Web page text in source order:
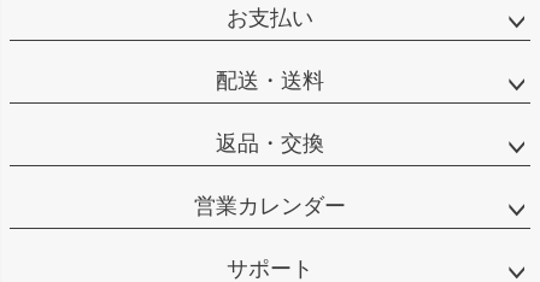
ップ
お支払い
配送・送料
返品・交換
営業カレンダー
サポート